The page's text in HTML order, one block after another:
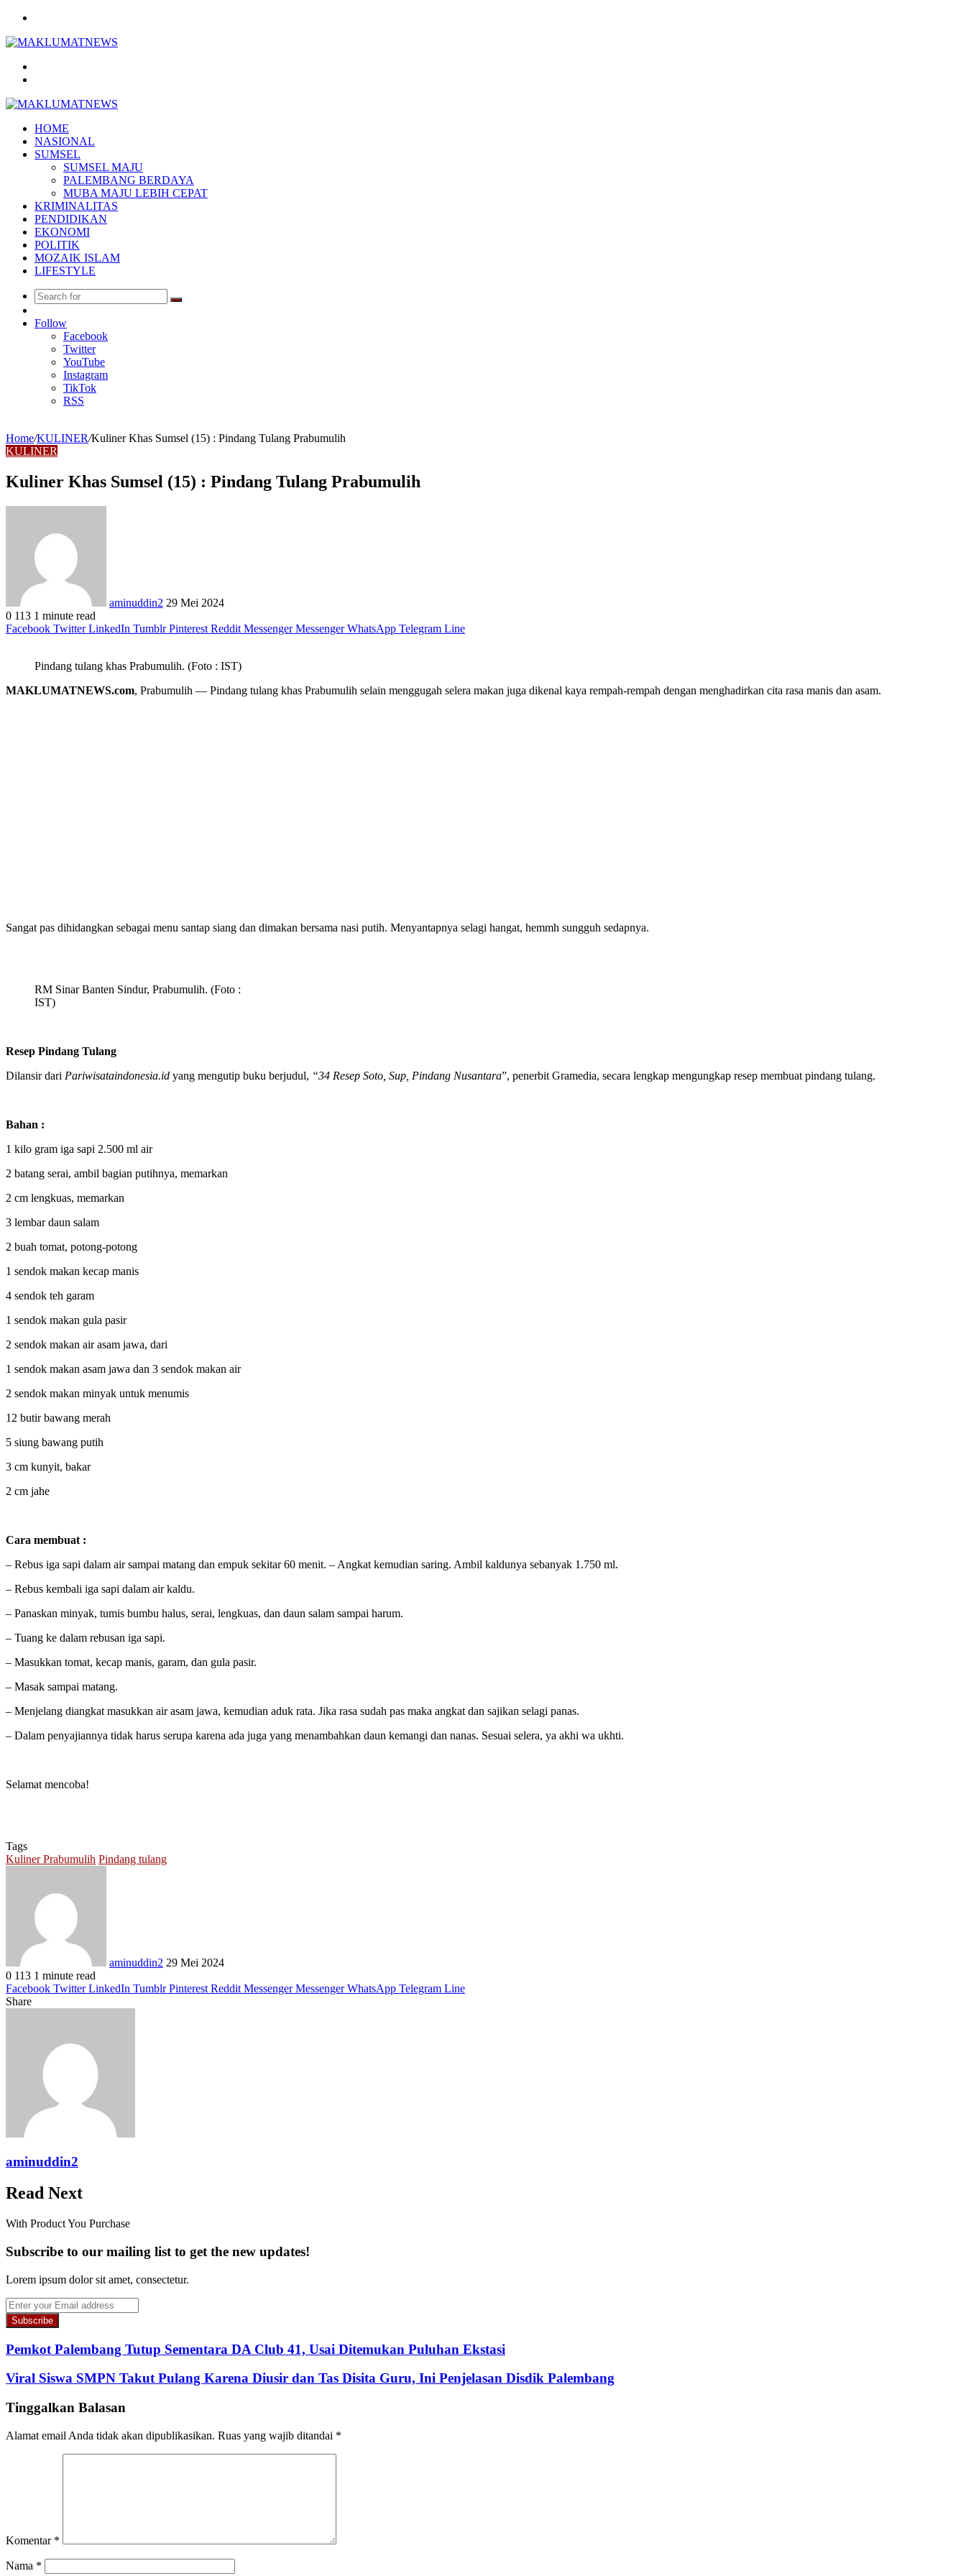
HOME
NASIONAL
SUMSEL
SUMSEL MAJU
PALEMBANG BERDAYA
MUBA MAJU LEBIH CEPAT
KRIMINALITAS
PENDIDIKAN
EKONOMI
POLITIK
MOZAIK ISLAM
LIFESTYLE
Search
Article
Follow
Facebook
Twitter
YouTube
Instagram
TikTok
RSS
Home/KULINER/Kuliner Khas Sumsel (15) : Pindang Tulang Prabumulih
KULINER
Kuliner Khas Sumsel (15) : Pindang Tulang Prabumulih
aminuddin2 29 Mei 2024
0 113 1 minute read
Facebook Twitter LinkedIn Tumblr Pinterest Reddit Messenger Messenger WhatsApp Telegram Line
Pindang tulang khas Prabumulih. (Foto : IST)
MAKLUMATNEWS.com, Prabumulih — Pindang tulang khas Prabumulih selain menggugah selera makan juga dikenal kaya rempah-rempah dengan menghadirkan cita rasa manis dan asam.
Sangat pas dihidangkan sebagai menu santap siang dan dimakan bersama nasi putih. Menyantapnya selagi hangat, hemmh sungguh sedapnya.
RM Sinar Banten Sindur, Prabumulih. (Foto :
IST)
Resep Pindang Tulang
Dilansir dari Pariwisataindonesia.id yang mengutip buku berjudul, “34 Resep Soto, Sup, Pindang Nusantara”, penerbit Gramedia, secara lengkap mengungkap resep membuat pindang tulang.
Bahan :
1 kilo gram iga sapi 2.500 ml air
2 batang serai, ambil bagian putihnya, memarkan
2 cm lengkuas, memarkan
3 lembar daun salam
2 buah tomat, potong-potong
1 sendok makan kecap manis
4 sendok teh garam
1 sendok makan gula pasir
2 sendok makan air asam jawa, dari
1 sendok makan asam jawa dan 3 sendok makan air
2 sendok makan minyak untuk menumis
12 butir bawang merah
5 siung bawang putih
3 cm kunyit, bakar
2 cm jahe
Cara membuat :
– Rebus iga sapi dalam air sampai matang dan empuk sekitar 60 menit. – Angkat kemudian saring. Ambil kaldunya sebanyak 1.750 ml.
– Rebus kembali iga sapi dalam air kaldu.
– Panaskan minyak, tumis bumbu halus, serai, lengkuas, dan daun salam sampai harum.
– Tuang ke dalam rebusan iga sapi.
– Masukkan tomat, kecap manis, garam, dan gula pasir.
– Masak sampai matang.
– Menjelang diangkat masukkan air asam jawa, kemudian aduk rata. Jika rasa sudah pas maka angkat dan sajikan selagi panas.
– Dalam penyajiannya tidak harus serupa karena ada juga yang menambahkan daun kemangi dan nanas. Sesuai selera, ya akhi wa ukhti.
Selamat mencoba!
Tags
Kuliner Prabumulih Pindang tulang
aminuddin2 29 Mei 2024
0 113 1 minute read
Facebook Twitter LinkedIn Tumblr Pinterest Reddit Messenger Messenger WhatsApp Telegram Line
Share
aminuddin2
Read Next
With Product You Purchase
Subscribe to our mailing list to get the new updates!
Lorem ipsum dolor sit amet, consectetur.
Enter
your
Email
address
Pemkot Palembang Tutup Sementara DA Club 41, Usai Ditemukan Puluhan Ekstasi
Viral Siswa SMPN Takut Pulang Karena Diusir dan Tas Disita Guru, Ini Penjelasan Disdik Palembang
Tinggalkan Balasan
Alamat email Anda tidak akan dipublikasikan. Ruas yang wajib ditandai *
Komentar *
Nama *